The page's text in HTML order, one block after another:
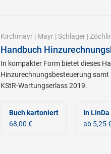
Kirchmayr| Mayr| Schlager|
Handbuch
In kompakter Form bietet dieses
Hinzurechnungsbesteuerung samt
KStR-Wartungserlass 2019.
Buch kartoniert
68,00 €
In LinDa
ab 5,25